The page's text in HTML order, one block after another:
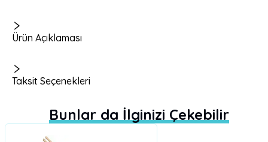
Ürün Açıklaması
Taksit Seçenekleri
Bunlar da İlginizi Çekebilir